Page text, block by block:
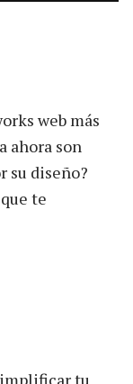
web más
ahora son
su diseño?
te
tu